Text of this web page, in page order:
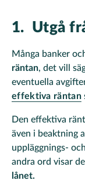
1. Utgå
Många banker
räntan, det vill
eventuella
effektiva räntan
Den effektiva
även i beaktning
uppläggnings-
andra ord visar
lånet.